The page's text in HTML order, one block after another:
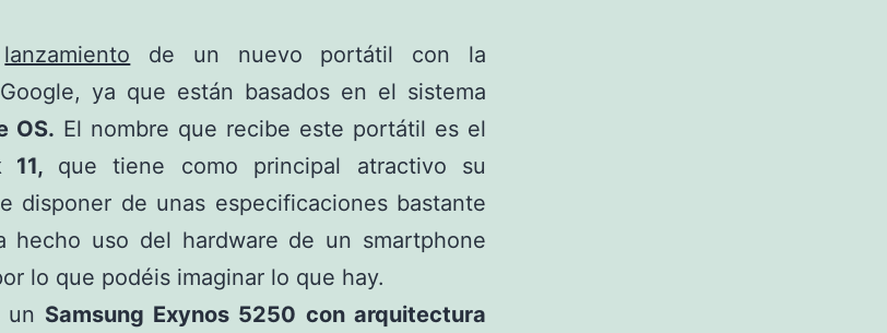
lanzamiento de un nuevo portátil con la
ya que están basados en el sistema
OS. El nombre que recibe este portátil es el
11, que tiene como principal atractivo su
disponer de unas especificaciones bastante
hecho uso del hardware de un smartphone
lo que podéis imaginar lo que hay.
un Samsung Exynos 5250 con arquitectura